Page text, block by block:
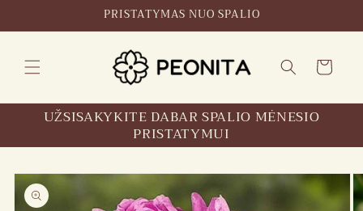
turinio
PRISTATYMAS NUO SPALIO
Krepšelis
UŽSISAKYKITE DABAR SPALIO MĖNESIO
PRISTATYMUI
prie
informacijos
apie